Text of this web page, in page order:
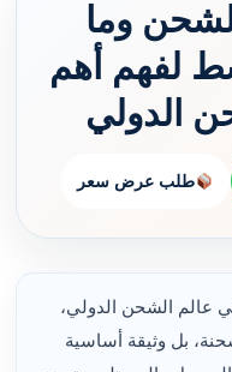
وما
لفهم أهم
الدولي
طلب عرض سعر
عالم الشحن الدولي،
بل وثيقة أساسية